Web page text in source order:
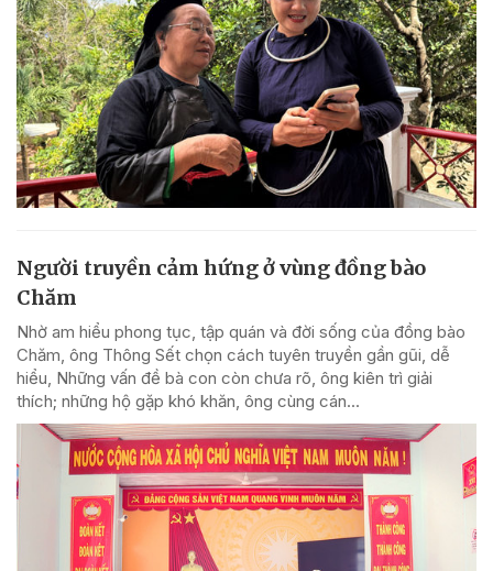
Người truyền cảm hứng ở vùng đồng bào
Chăm
Nhờ am hiểu phong tục, tập quán và đời sống của đồng bào
Chăm, ông Thông Sết chọn cách tuyên truyền gần gũi, dễ
hiểu, Những vấn đề bà con còn chưa rõ, ông kiên trì giải
thích; những hộ gặp khó khăn, ông cùng cán...